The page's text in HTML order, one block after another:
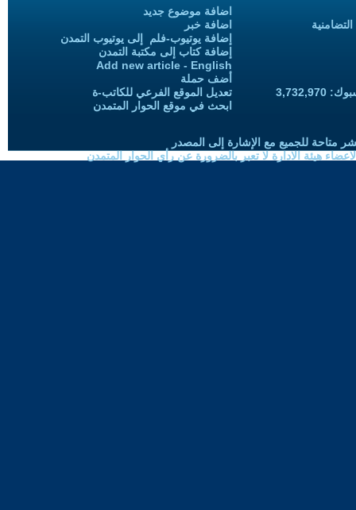
اضافة موضوع جديد
اضافة خبر
إضافة يوتيوب-فلم إلى يوتيوب التمدن
إضافة كتاب إلى مكتبة التمدن
Add new article - English
أضف حملة
تعديل الموقع الفرعي للكاتب-ة
ابحث في موقع الحوار المتمدن
متاحة للجميع مع الإشارة إلى المصدر
هيئة الادارة لا تعبر بالضرورة عن رأي الحوار المتمدن